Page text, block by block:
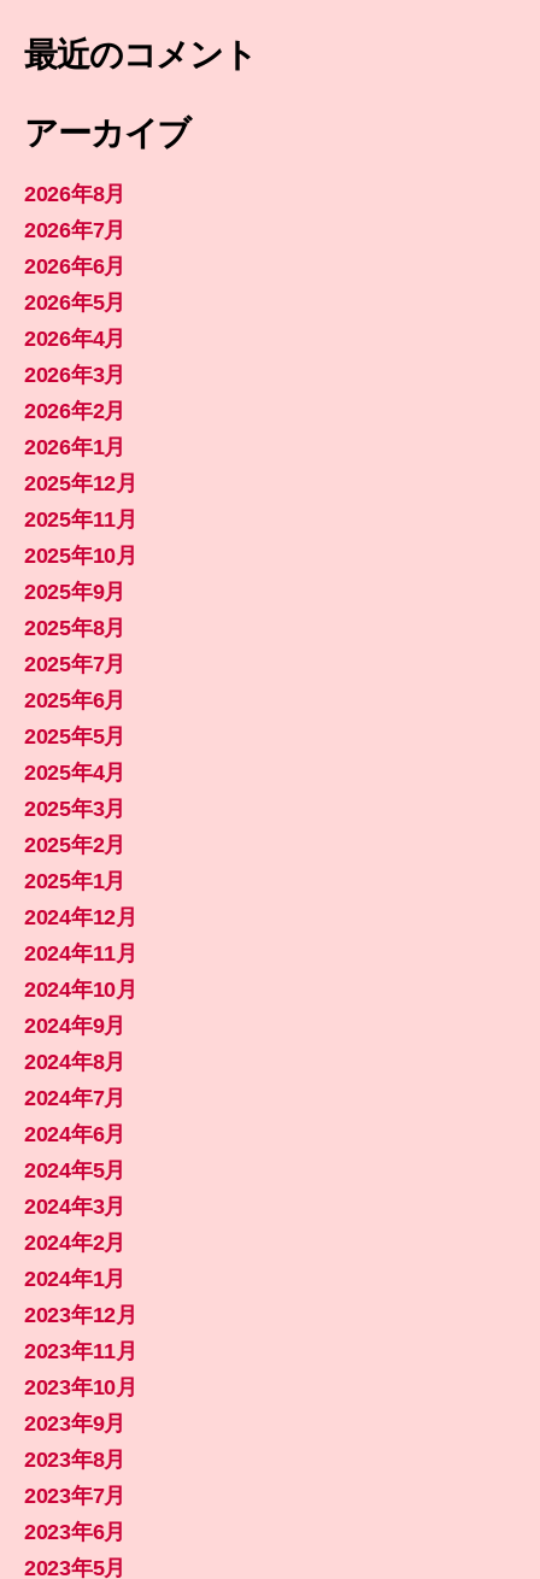
最近のコメント
アーカイブ
2026年8月
2026年7月
2026年6月
2026年5月
2026年4月
2026年3月
2026年2月
2026年1月
2025年12月
2025年11月
2025年10月
2025年9月
2025年8月
2025年7月
2025年6月
2025年5月
2025年4月
2025年3月
2025年2月
2025年1月
2024年12月
2024年11月
2024年10月
2024年9月
2024年8月
2024年7月
2024年6月
2024年5月
2024年3月
2024年2月
2024年1月
2023年12月
2023年11月
2023年10月
2023年9月
2023年8月
2023年7月
2023年6月
2023年5月